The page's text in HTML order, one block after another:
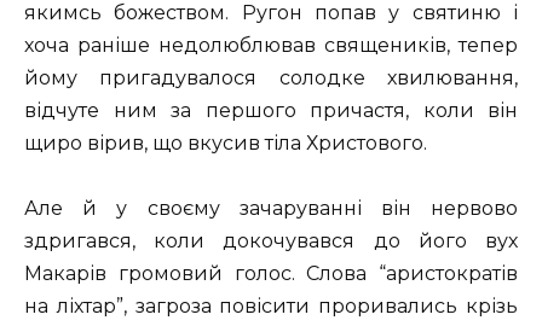
якимсь божеством. Ругон попав у святиню і
хоча раніше недолюблював священиків, тепер
йому пригадувалося солодке хвилювання,
відчуте ним за першого причастя, коли він
щиро вірив, що вкусив тіла Христового.
Але й у своєму зачаруванні він нервово
здригався, коли докочувався до його вух
Макарів громовий голос. Слова “аристократів
на ліхтар”, загроза повісити проривались крізь